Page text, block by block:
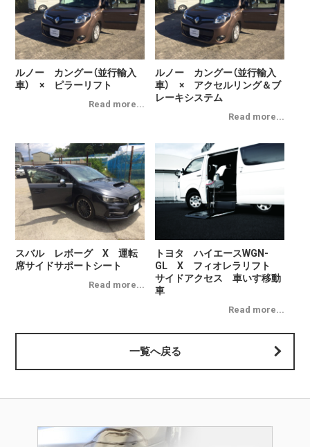
ルノー カングー（並行輸入
車） × ピラーリフト
ルノー カングー（並行輸入
車） × アクセルリング＆ブ
レーキシステム
スバル レボーグ X 運転
席サイドサポートシート
トヨタ ハイエースWGN-
GL X フィオレラリフト
サイドアクセス 車いす移動
車
一覧へ戻る